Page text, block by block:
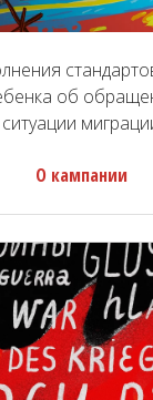
об
ситуации
О кампании